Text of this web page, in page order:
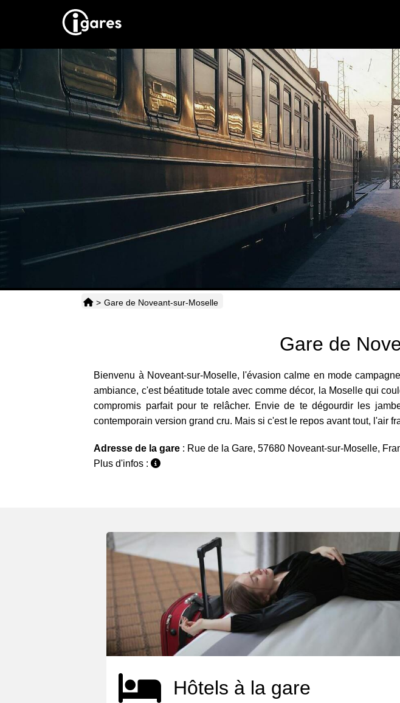
> Gare de Noveant-sur-Moselle
Gare de
Bienvenu à Noveant-sur-Moselle, l'évasion calme en mode
ambiance, c'est béatitude totale avec comme décor, la Moselle qui
compromis parfait pour te relâcher. Envie de te dégourdir les
contemporain version grand cru. Mais si c'est le repos avant tout, l'air
Adresse de la gare : Rue de la Gare, 57680 Noveant-sur-Moselle,
Plus d'infos :
Hôtels à la gare